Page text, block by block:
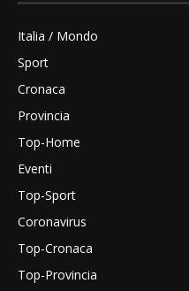
Italia / Mondo
Sport
Cronaca
Provincia
Top-Home
Eventi
Top-Sport
Coronavirus
Top-Cronaca
Top-Provincia